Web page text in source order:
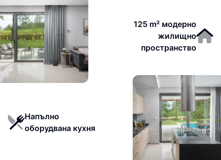
125 m² модерно
жилищно
пространство
Напълно
оборудвана кухня